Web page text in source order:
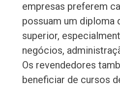
empresas preferem
possuam um diploma
superior,
negócios,
Os revendedores
beneficiar de cursos